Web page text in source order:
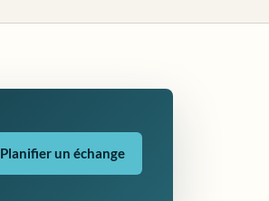
Planifier un échange